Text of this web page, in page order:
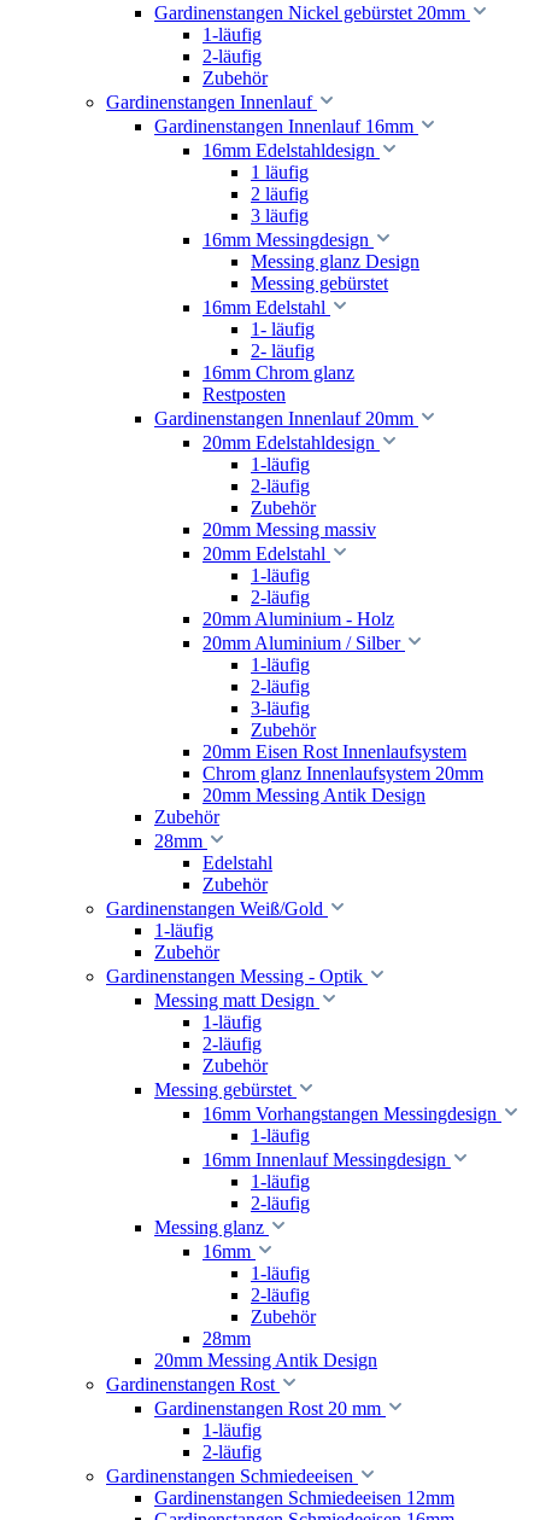
Gardinenstangen Nickel gebürstet 20mm
1-läufig
2-läufig
Zubehör
Gardinenstangen Innenlauf
Gardinenstangen Innenlauf 16mm
16mm Edelstahldesign
1 läufig
2 läufig
3 läufig
16mm Messingdesign
Messing glanz Design
Messing gebürstet
16mm Edelstahl
1- läufig
2- läufig
16mm Chrom glanz
Restposten
Gardinenstangen Innenlauf 20mm
20mm Edelstahldesign
1-läufig
2-läufig
Zubehör
20mm Messing massiv
20mm Edelstahl
1-läufig
2-läufig
20mm Aluminium - Holz
20mm Aluminium / Silber
1-läufig
2-läufig
3-läufig
Zubehör
20mm Eisen Rost Innenlaufsystem
Chrom glanz Innenlaufsystem 20mm
20mm Messing Antik Design
Zubehör
28mm
Edelstahl
Zubehör
Gardinenstangen Weiß/Gold
1-läufig
Zubehör
Gardinenstangen Messing - Optik
Messing matt Design
1-läufig
2-läufig
Zubehör
Messing gebürstet
16mm Vorhangstangen Messingdesign
1-läufig
16mm Innenlauf Messingdesign
1-läufig
2-läufig
Messing glanz
16mm
1-läufig
2-läufig
Zubehör
28mm
20mm Messing Antik Design
Gardinenstangen Rost
Gardinenstangen Rost 20 mm
1-läufig
2-läufig
Gardinenstangen Schmiedeeisen
Gardinenstangen Schmiedeeisen 12mm